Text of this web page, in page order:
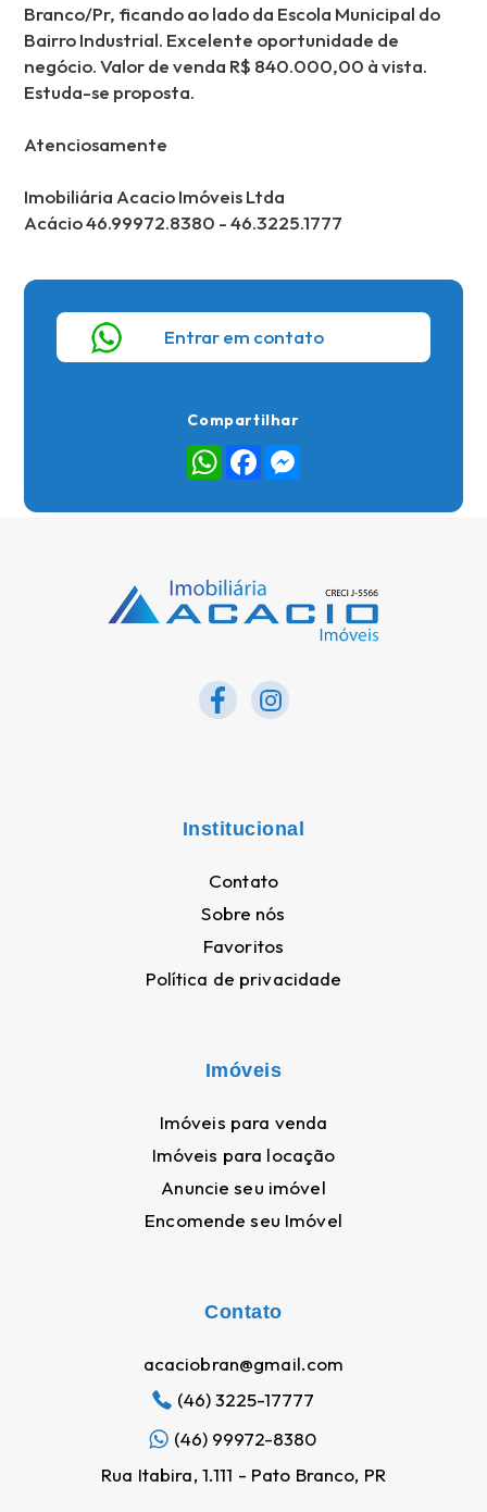
Ao utilizar este site, você concorda com nossa política de cookies e
Branco/Pr, ficando ao lado da Escola Municipal do
Bairro Industrial. Excelente oportunidade de
negócio. Valor de venda R$ 840.000,00 à vista.
Estuda-se proposta.
Atenciosamente
Imobiliária Acacio Imóveis Ltda
Acácio 46.99972.8380 - 46.3225.1777
Entrar em contato
Compartilhar
WhatsApp
Facebook
Institucional
Contato
Sobre nós
Favoritos
Política de privacidade
Imóveis
Imóveis para venda
Imóveis para locação
Anuncie seu imóvel
Encomende seu Imóvel
Contato
acaciobran@gmail.com
(46) 3225-17777
(46) 99972-8380
Rua Itabira, 1.111 - Pato Branco, PR